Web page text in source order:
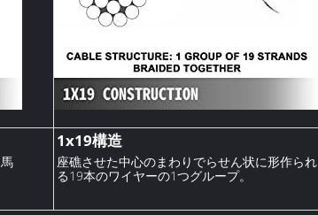
1x19構造
座礁させた中心のまわりでらせん状に形作られ
る19本のワイヤーの1つグループ。